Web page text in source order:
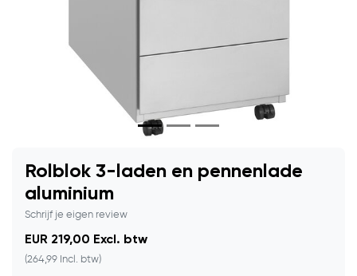
Rolblok 3-laden en pennenlade
aluminium
Schrijf je eigen review
EUR 219,00 Excl. btw
(264,99 Incl. btw)